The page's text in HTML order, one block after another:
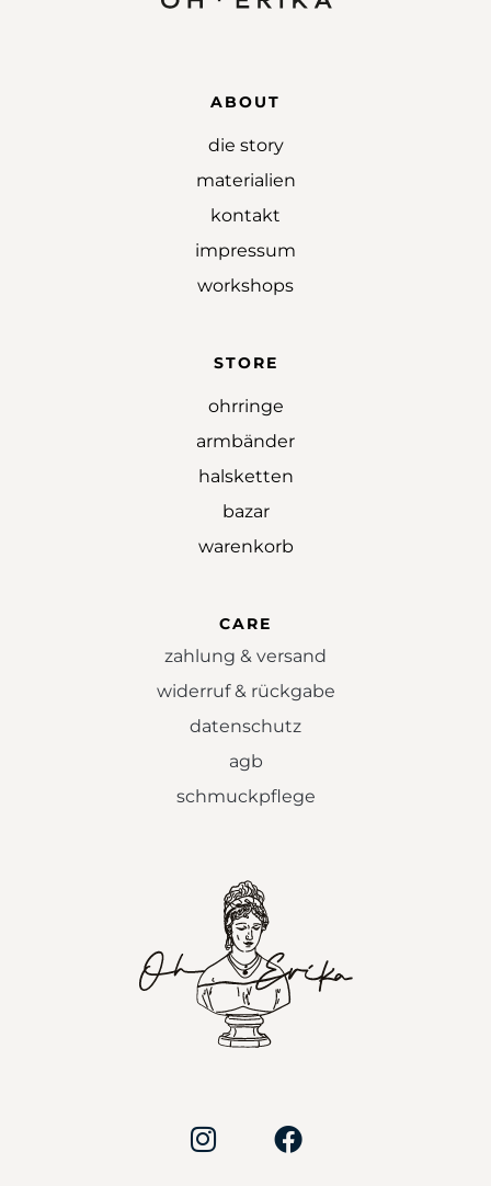
ABOUT
die story
materialien
kontakt
impressum
workshops
STORE
ohrringe
armbänder
halsketten
bazar
warenkorb
CARE
zahlung & versand
widerruf & rückgabe
datenschutz
agb
schmuckpflege